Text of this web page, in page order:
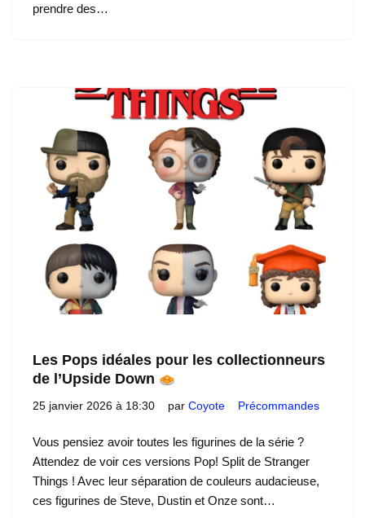
prendre des…
Les Pops idéales pour les collectionneurs
de l’Upside Down
25 janvier 2026 à 18:30 par Coyote Précommandes
Vous pensiez avoir toutes les figurines de la série ?
Attendez de voir ces versions Pop! Split de Stranger
Things ! Avec leur séparation de couleurs audacieuse,
ces figurines de Steve, Dustin et Onze sont…